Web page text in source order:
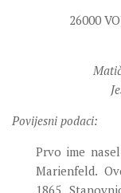
26000
Povijesni podaci:
Prvo ime
Marienfeld.